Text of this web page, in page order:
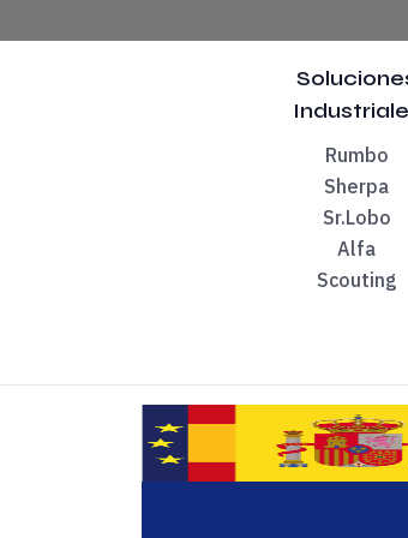
Cualquier proyecto de
El 99,5% de los
2) Negociar objetivos y
En mi vida anterior, mi
¿Cuando cierras un
3) Gestionar el equipo
En los proyectos de I+D+i
Rumbo
Sherpa
Sr.Lobo
Alfa
Scouting